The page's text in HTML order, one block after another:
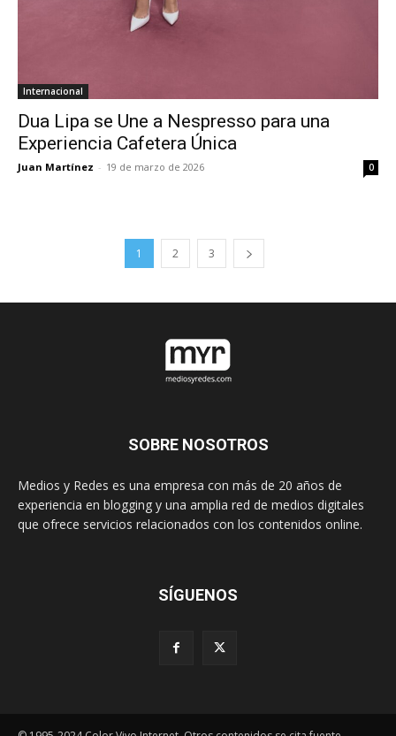
Internacional
Dua Lipa se Une a Nespresso para una
Experiencia Cafetera Única
Juan Martínez - 19 de marzo de 2026 0
1 2 3
SOBRE NOSOTROS
Medios y Redes es una empresa con más de 20 años de
experiencia en blogging y una amplia red de medios digitales
que ofrece servicios relacionados con los contenidos online.
SÍGUENOS